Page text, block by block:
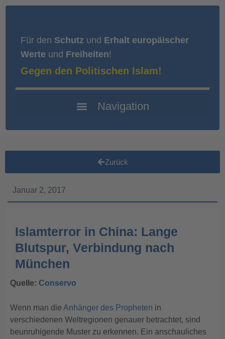
Für den Schutz und Erhalt europäischer
Werte und Freiheiten!
Gegen den Politischen Islam!
Zurück
Januar 2, 2017
Islamterror in China: Lange
Blutspur, Verbindung nach
München
Quelle: Conservo
Wenn man die Anhänger des Propheten in
verschiedenen Weltregionen genauer betrachtet, sind
beunruhigende Muster zu erkennen. Ein anschauliches